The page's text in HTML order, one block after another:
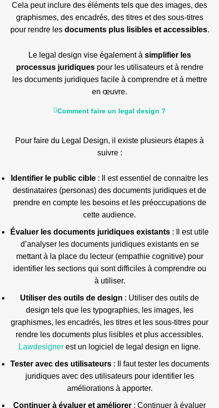
Cela peut inclure des éléments tels que des images, des
graphismes, des encadrés, des titres et des sous-titres
pour rendre les documents plus lisibles et accessibles.
Le legal design vise également à simplifier les
processus juridiquespour les utilisateurs et à rendre
les documents juridiques facile à comprendre et à mettre
en œuvre.
Comment faire un legal design ?
Pour faire du Legal Design, il existe plusieurs étapes à
suivre :
Identifier le public cible : Il est essentiel de connaitre les
destinataires (personas) des documents juridiques et de
prendre en compte les besoins et les préoccupations de
cette audience.
Évaluer les documents juridiques existants : Il est utile
d’analyser les documents juridiques existants en se
mettant à la place du lecteur (empathie cognitive) pour
identifier les sections qui sont difficiles à comprendre ou
à utiliser.
Utiliser des outils de design : Utiliser des outils de
design tels que les typographies, les images, les
graphismes, les encadrés, les titres et les sous-titres pour
rendre les documents plus lisibles et plus accessibles.
Lawdesigner est un logiciel de legal design en ligne.
Tester avec des utilisateurs: Il faut tester les documents
juridiques avec des utilisateurs pour identifier les
améliorations à apporter.
Continuer à évaluer et améliorer : Continuer à évaluer